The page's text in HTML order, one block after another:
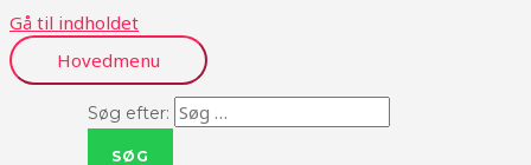
Gå til indholdet
Hovedmenu
Søg efter: